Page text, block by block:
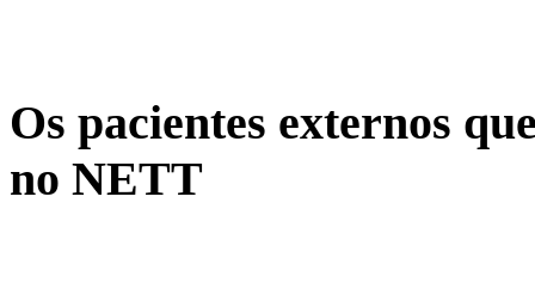
Os pacientes externos
no NETT